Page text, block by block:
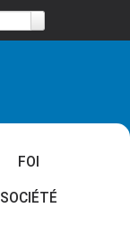
FOI
SOCIÉTÉ